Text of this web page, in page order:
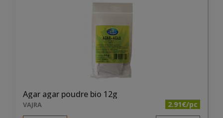
Agar agar poudre bio 12g
VAJRA 2.91€/pc